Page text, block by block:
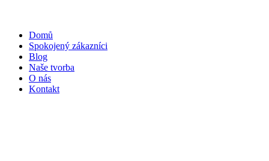
Domů
Spokojený zákazníci
Blog
Naše tvorba
O nás
Kontakt